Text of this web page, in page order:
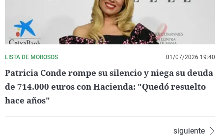
LISTA DE MOROSOS 01/07/2026 19:40
Patricia Conde rompe su silencio y niega su deuda
de 714.000 euros con Hacienda: "Quedó resuelto
hace años"
siguiente